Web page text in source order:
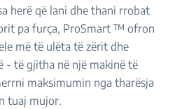
herë që lani dhe thani rrobat
pa furça, ProSmart ™ ofron
më të ulëta të zërit dhe
- të gjitha në një makinë të
maksimumin nga tharësja
tuaj mujor.